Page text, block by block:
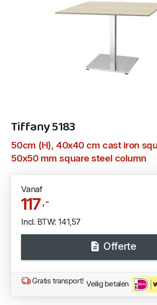
Tiffany 5183
50cm (H), 40x40 cm cast iron
50x50 mm square steel column
Vanaf
117,-
Incl. BTW: 141,57
Offerte
Gratis transport! Veilig betalen